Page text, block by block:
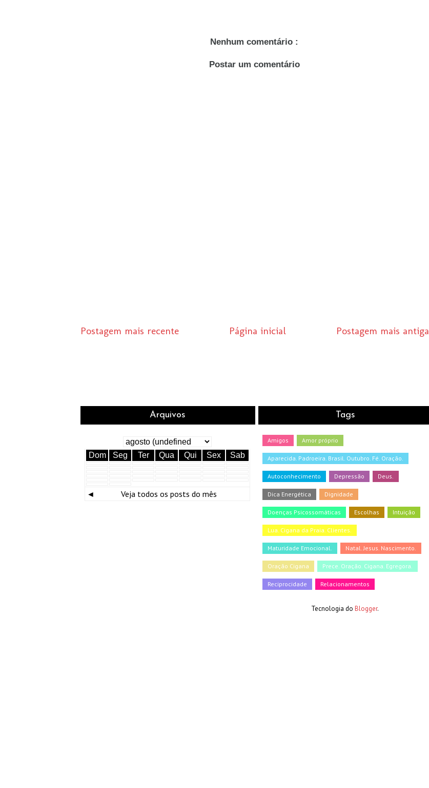
Nenhum comentário :
Postar um comentário
Postagem mais recente Postagem mais antiga
Página inicial
Arquivos
Dom Seg Ter Qua Qui Sex Sab
◄ Veja todos os posts do mês
Tags
Amigos Amor próprio
Aparecida. Padroeira. Brasil. Outubro. Fé. Oração.
Autoconhecimento Depressão Deus.
Dica Energética Dignidade
Doenças Psicossomáticas Escolhas Intuição
Lua. Cigana da Praia. Clientes.
Maturidade Emocional. Natal. Jesus. Nascimento.
Oração Cigana Prece. Oração. Cigana. Egregora.
Reciprocidade Relacionamentos
Tecnologia do Blogger.